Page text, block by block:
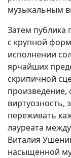
музыкальным
Затем публика
с крупной
исполнении
ярчайших
скрипичной
виртуозность,
переживать
лауреата
Виталия
насыщенной